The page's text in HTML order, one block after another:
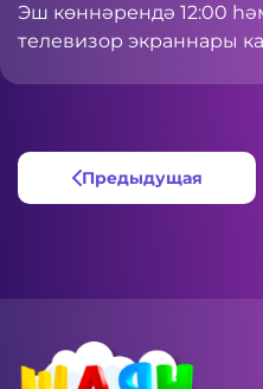
Эш көннәрендә 12:00
телевизор экраннары
Предыдущая